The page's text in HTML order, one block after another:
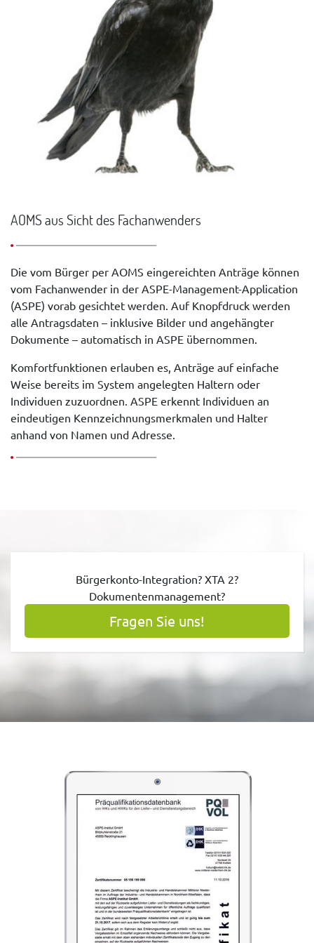
AOMS aus Sicht des Fachanwenders
Die vom Bürger per AOMS eingereichten Anträge können
vom Fachanwender in der ASPE-Management-Application
(ASPE) vorab gesichtet werden. Auf Knopfdruck werden
alle Antragsdaten – inklusive Bilder und angehängter
Dokumente – automatisch in ASPE übernommen.
Komfortfunktionen erlauben es, Anträge auf einfache
Weise bereits im System angelegten Haltern oder
Individuen zuzuordnen. ASPE erkennt Individuen an
eindeutigen Kennzeichnungsmerkmalen und Halter
anhand von Namen und Adresse.
Bürgerkonto-Integration? XTA 2?
Dokumentenmanagement?
Fragen Sie uns!